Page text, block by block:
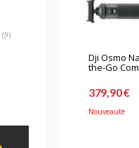
(9)
Dji Osmo
the-Go
379,90 €
Nouveauté